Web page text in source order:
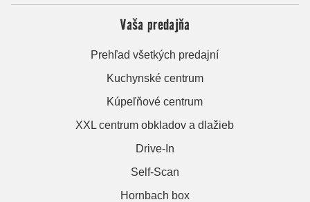
Vaša predajňa
Prehľad všetkých predajní
Kuchynské centrum
Kúpeľňové centrum
XXL centrum obkladov a dlažieb
Drive-In
Self-Scan
Hornbach box